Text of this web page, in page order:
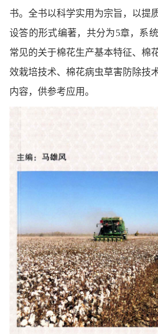
书。全书以科学实用为宗旨，以提
设答的形式编著，共分为5章，系
常见的关于棉花生产基本特征、棉
效栽培技术、棉花病虫草害防除技
内容，供参考应用。